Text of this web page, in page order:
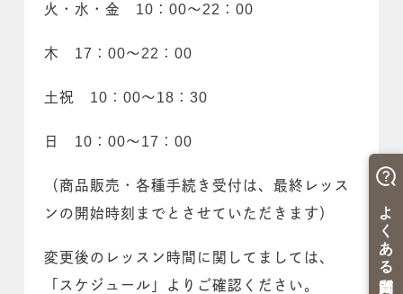
火・水・金 10：00～22：00
木 17：00～22：00
土祝 10：00～18：30
日 10：00～17：00
（商品販売・各種手続き受付は、最終レッス
ンの開始時刻までとさせていただきます）
変更後のレッスン時間に関してましては、
「スケジュール」よりご確認ください。